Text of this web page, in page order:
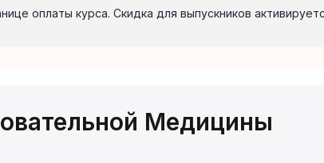
оплаты курса. Скидка для выпускников
Медицины